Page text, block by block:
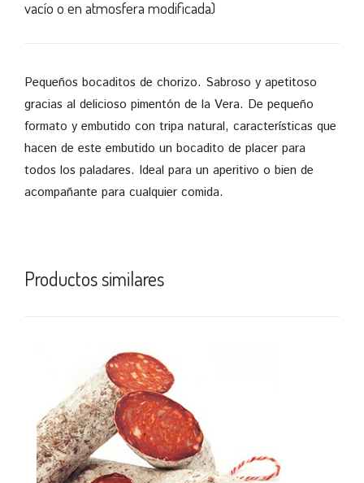
vacío o en atmosfera modificada)
Pequeños bocaditos de chorizo. Sabroso y apetitoso
gracias al delicioso pimentón de la Vera. De pequeño
formato y embutido con tripa natural, características que
hacen de este embutido un bocadito de placer para
todos los paladares. Ideal para un aperitivo o bien de
acompañante para cualquier comida.
Productos similares